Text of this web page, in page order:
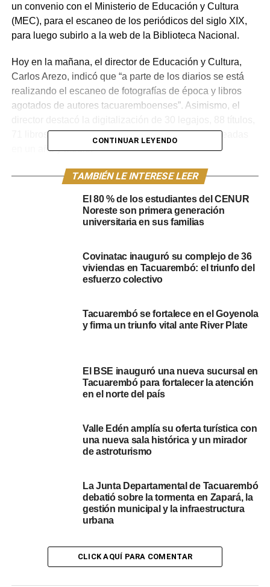
un convenio con el Ministerio de Educación y Cultura
(MEC), para el escaneo de los periódicos del siglo XIX,
para luego subirlo a la web de la Biblioteca Nacional.
Hoy en la mañana, el director de Educación y Cultura,
Carlos Arezo, indicó que “a parte de los diarios se está
realizando el escaneo de fotografías de época y libros
agotados de autores tacuaremboenses”. Asimismo, el
71 libros de autores locales, y 26.800 fojas escaneadas
en un año y medio.
Para acceder a estos documentos, se debe ingresar a la
disposición en la Biblioteca Sara de Ibañez.
funcionarios están en contacto con el director nacional, y
esto da jerarquía al Archivo Departamental”, dijo por
El Archivo Departamental está ubicado en la nueva Casa
de la Cultura, en calle Sarandí y Treintras y Tres de la
Se desarrollará en Tacuarembó la “Semana del
Teatro Escayola declarado Monumento Histórico
Nacional en emotiva ceremonia
CONTINUAR LEYENDO
TAMBIÉN LE INTERESE LEER
El 80 % de los estudiantes del CENUR
Noreste son primera generación
universitaria en sus familias
Covinatac inauguró su complejo de 36
viviendas en Tacuarembó: el triunfo del
esfuerzo colectivo
Tacuarembó se fortalece en el Goyenola
y firma un triunfo vital ante River Plate
El BSE inauguró una nueva sucursal en
Tacuarembó para fortalecer la atención
en el norte del país
Valle Edén amplía su oferta turística con
una nueva sala histórica y un mirador
de astroturismo
La Junta Departamental de Tacuarembó
debatió sobre la tormenta en Zapará, la
gestión municipal y la infraestructura
urbana
CLICK AQUÍ PARA COMENTAR